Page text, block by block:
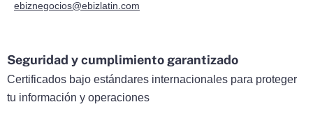
ebiznegocios@ebizlatin.com
Seguridad y cumplimiento garantizado
Certificados bajo estándares internacionales para proteger
tu información y operaciones